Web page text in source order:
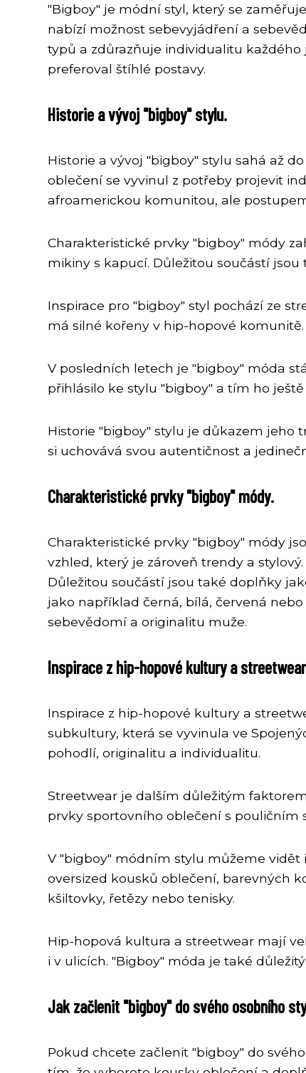
"Bigboy" je módní styl, který se
nabízí možnost sebevyjádření a
typů a zdůrazňuje individualitu
preferoval štíhlé postavy.
Historie a vývoj "bigboy" stylu.
Historie a vývoj "bigboy" stylu sahá až
oblečení se vyvinul z potřeby projevit
afroamerickou komunitou, ale
Charakteristické prvky "bigboy" módy
mikiny s kapucí. Důležitou součástí
Inspirace pro "bigboy" styl pochází ze
má silné kořeny v hip-hopové komunitě.
V posledních letech je "bigboy" móda
přihlásilo ke stylu "bigboy" a tím ho
Historie "bigboy" stylu je důkazem jeho
si uchovává svou autentičnost a
Charakteristické prvky "bigboy" módy.
Charakteristické prvky "bigboy" módy
vzhled, který je zároveň trendy a
Důležitou součástí jsou také doplňky
jako například černá, bílá, červená
sebevědomí a originalitu muže.
Inspirace z hip-hopové kultury a
Inspirace z hip-hopové kultury a
subkultury, která se vyvinula ve
pohodlí, originalitu a individualitu.
Streetwear je dalším důležitým
prvky sportovního oblečení s pouličním
V "bigboy" módním stylu můžeme
oversized kousků oblečení, barevných
kšiltovky, řetězy nebo tenisky.
Hip-hopová kultura a streetwear mají
i v ulicích. "Bigboy" móda je také
Jak začlenit "bigboy" do svého osobního
Pokud chcete začlenit "bigboy" do